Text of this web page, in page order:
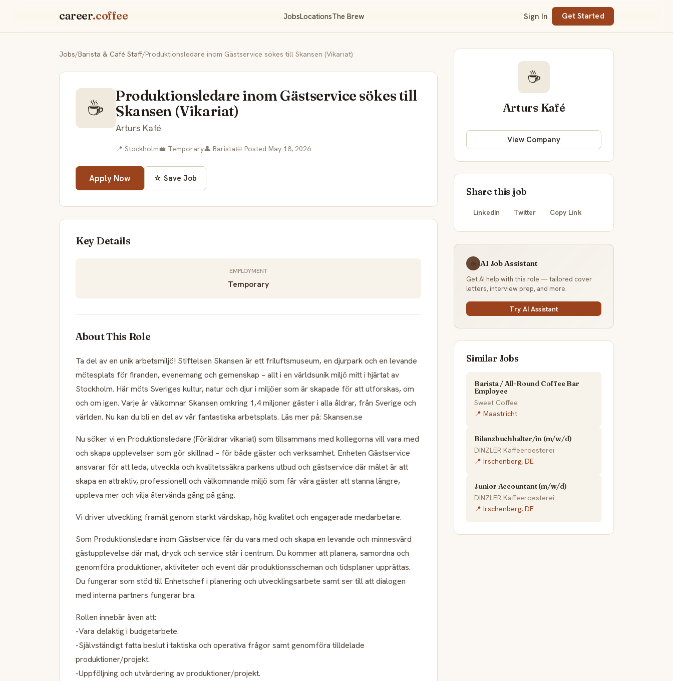
career.coffee JobsLocationsThe Brew Sign In Get Started
Jobs/Barista & Café Staff/Produktionsledare inom Gästservice sökes till Skansen (Vikariat)
☕
Produktionsledare inom Gästservice sökes till
Skansen (Vikariat)
Arturs Kafé
📍 Stockholm💼 Temporary👤 Barista📅 Posted May 18, 2026
Apply Now ☆ Save Job
Key Details
EMPLOYMENT
Temporary
About This Role
Ta del av en unik arbetsmiljö! Stiftelsen Skansen är ett friluftsmuseum, en djurpark och en levande
mötesplats för firanden, evenemang och gemenskap – allt i en världsunik miljö mitt i hjärtat av
Stockholm. Här möts Sveriges kultur, natur och djur i miljöer som är skapade för att utforskas, om
och om igen. Varje år välkomnar Skansen omkring 1,4 miljoner gäster i alla åldrar, från Sverige och
världen. Nu kan du bli en del av vår fantastiska arbetsplats. Läs mer på: Skansen.se
Nu söker vi en Produktionsledare (Föräldrar vikariat) som tillsammans med kollegorna vill vara med
och skapa upplevelser som gör skillnad – för både gäster och verksamhet. Enheten Gästservice
ansvarar för att leda, utveckla och kvalitetssäkra parkens utbud och gästservice där målet är att
skapa en attraktiv, professionell och välkomnande miljö som får våra gäster att stanna längre,
uppleva mer och vilja återvända gång på gång.
Vi driver utveckling framåt genom starkt värdskap, hög kvalitet och engagerade medarbetare.
Som Produktionsledare inom Gästservice får du vara med och skapa en levande och minnesvärd
gästupplevelse där mat, dryck och service står i centrum. Du kommer att planera, samordna och
genomföra produktioner, aktiviteter och event där produktionsscheman och tidsplaner upprättas.
Du fungerar som stöd till Enhetschef i planering och utvecklingsarbete samt ser till att dialogen
med interna partners fungerar bra.
Rollen innebär även att:
-Vara delaktig i budgetarbete.
-Självständigt fatta beslut i taktiska och operativa frågor samt genomföra tilldelade
produktioner/projekt.
-Uppföljning och utvärdering av produktioner/projekt.
☕
Arturs Kafé
View Company
Share this job
LinkedIn Twitter Copy Link
☕ AI Job Assistant
Get AI help with this role — tailored cover
letters, interview prep, and more.
Try AI Assistant
Similar Jobs
Barista / All-Round Coffee Bar
Employee
Sweet Coffee
📍 Maastricht
Bilanzbuchhalter/in (m/w/d)
DINZLER Kaffeeroesterei
📍 Irschenberg, DE
Junior Accountant (m/w/d)
DINZLER Kaffeeroesterei
📍 Irschenberg, DE